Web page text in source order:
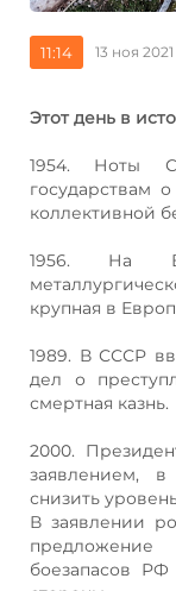
11:14 13 ноя 2021
Этот день в
1954. Ноты
государствам
коллективной
1956. На
крупная в
1989. В СССР
дел о
смертная казнь.
2000.
заявлением,
снизить
В заявлении
боезапасов